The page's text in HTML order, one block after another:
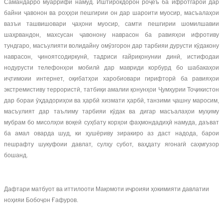
Самандарро муаррифӣ намуд. Иштирокдорон роҷеъ ба ифротгароӣ дар
байни ҷавонон ва роҳҳои пешгирии он дар шароити муосир, масъалаҳои
вазъи ташвишовари ҷаҳони муосир, самти пешгирии шомилшавии
шаҳрвандон, махсусан ҷавонону наврасон ба равияҳои ифротиву
тундгаро, масъулияти волидайну омӯзгорон дар тарбияи дурусти кӯдакону
наврасон, ҷиноятсодиркунӣ, тадриси ғайриқонунии динӣ, истифодаи
нодурусти телефонҳои мобилӣ дар мавриди корбурд бо шабакаҳои
иҷтимоии интернет, оқибатҳои харобиовари гирифторӣ ба равияҳои
экстремистиву террористӣ, татбиқи амалии қонунҳои Ҷумҳурии Тоҷикистон
дар бораи ӯҳдадориҳои ва ҳарбӣ хизмати ҳарбӣ, танзими ҷашну маросим,
масъулият дар таълиму тарбияи кӯдак ва дигар масъалаҳои муҳиму
мубрам бо мисолҳои воқеӣ суҳбату корҳои фаҳмондадиҳӣ намуда, даъват
ба амал оварда шуд, ки ҳушёриву зиракиро аз даст надода, барои
пешрафту шукуфоии давлат, сулҳу субот, ваҳдату ягонагӣ саҳмгузор
бошанд.
Дафтари матбуот ва иттилооти Мақомоти иҷроияи ҳокимияти давлатии
ноҳияи Бобоҷон Ғафуров.